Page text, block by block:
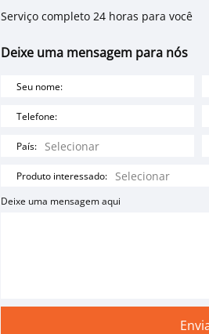
Serviço completo 24 horas para você
Deixe uma mensagem para nós
Seu nome:
Telefone:
País:
Produto interessado:
Deixe uma mensagem aqui